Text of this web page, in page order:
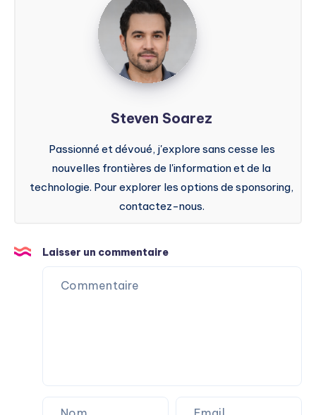
Soarez
Steven Soarez
Passionné et dévoué, j'explore sans cesse les
nouvelles frontières de l'information et de la
technologie. Pour explorer les options de sponsoring,
contactez-nous.
Laisser un commentaire